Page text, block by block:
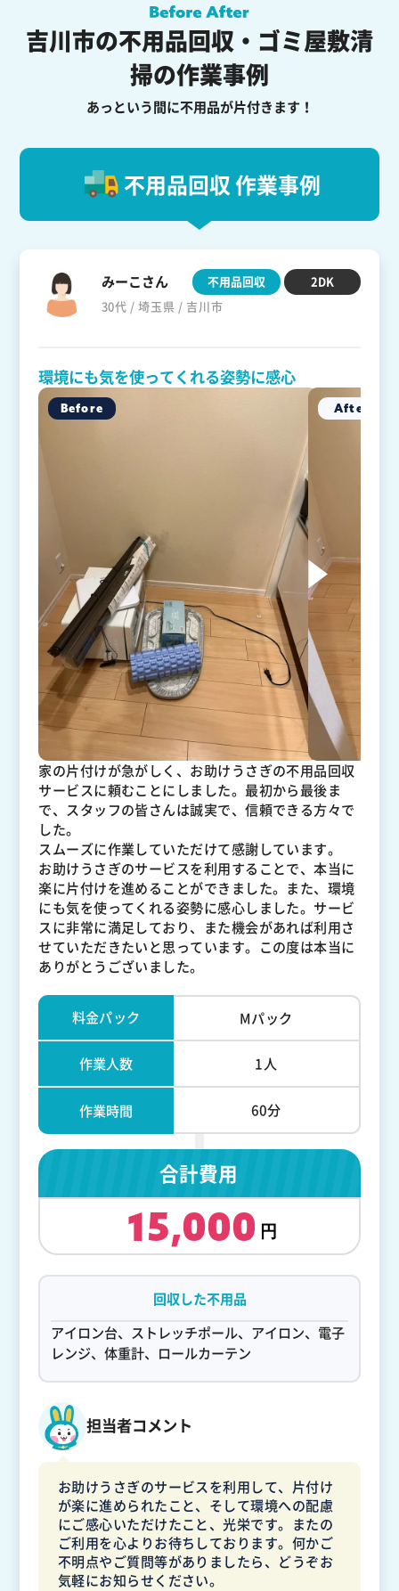
吉川市の不用品回収・ゴミ屋敷清
掃の作業事例
あっという間に不用品が片付きます！
不用品回収 作業事例
みーこさん
30代 / 埼玉県 / 吉川市
不用品回収 2DK
環境にも気を使ってくれる姿勢に感心
家の片付けが急がしく、お助けうさぎの不用品回収
サービスに頼むことにしました。最初から最後ま
で、スタッフの皆さんは誠実で、信頼できる方々で
した。
スムーズに作業していただけて感謝しています。
お助けうさぎのサービスを利用することで、本当に
楽に片付けを進めることができました。また、環境
にも気を使ってくれる姿勢に感心しました。サービ
スに非常に満足しており、また機会があれば利用さ
せていただきたいと思っています。この度は本当に
ありがとうございました。
料金パック Mパック
作業人数 1人
作業時間 60分
合計費用
15,000
回収した不用品
アイロン台、ストレッチポール、アイロン、電子
レンジ、体重計、ロールカーテン
担当者コメント
お助けうさぎのサービスを利用して、片付け
が楽に進められたこと、そして環境への配慮
にご感心いただけたこと、光栄です。またの
ご利用を心よりお待ちしております。何かご
不明点やご質問等がありましたら、どうぞお
気軽にお知らせください。